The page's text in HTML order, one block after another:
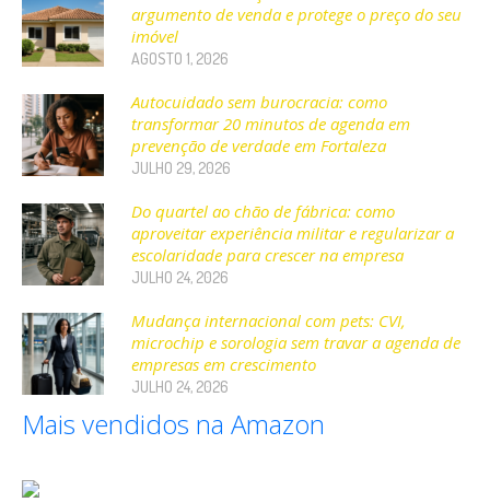
argumento de venda e protege o preço do seu
imóvel
AGOSTO 1, 2026
Autocuidado sem burocracia: como
transformar 20 minutos de agenda em
prevenção de verdade em Fortaleza
JULHO 29, 2026
Do quartel ao chão de fábrica: como
aproveitar experiência militar e regularizar a
escolaridade para crescer na empresa
JULHO 24, 2026
Mudança internacional com pets: CVI,
microchip e sorologia sem travar a agenda de
empresas em crescimento
JULHO 24, 2026
Mais vendidos na Amazon